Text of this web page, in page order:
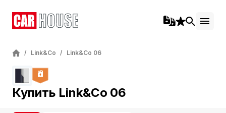
/ Link&Co / Link&Co 06
Купить Link&Co 06